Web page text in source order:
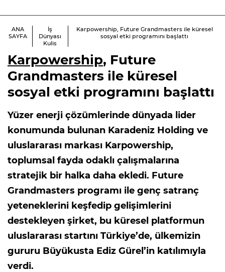
ANA
SAYFA
İş
Dünyası
Kulis
Karpowership, Future Grandmasters ile küresel
sosyal etki programını başlattı
Karpowership, Future
Grandmasters ile küresel
sosyal etki programını başlattı
Yüzer enerji çözümlerinde dünyada lider
konumunda bulunan Karadeniz Holding ve
uluslararası markası Karpowership,
toplumsal fayda odaklı çalışmalarına
stratejik bir halka daha ekledi. Future
Grandmasters programı ile genç satranç
yeteneklerini keşfedip gelişimlerini
destekleyen şirket, bu küresel platformun
uluslararası startını Türkiye’de, ülkemizin
gururu Büyükusta Ediz Gürel’in katılımıyla
verdi.